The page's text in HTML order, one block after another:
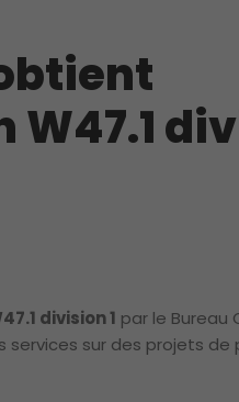
division 1 par le Bureau
services sur des projets de